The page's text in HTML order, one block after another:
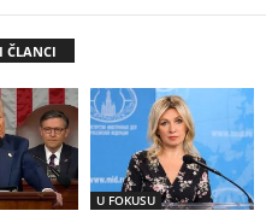
ČLANCI
U FOKUSU